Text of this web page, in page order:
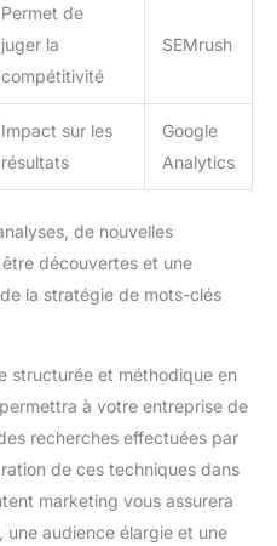
Permet de
juger la
compétitivité
SEMrush
Impact sur les
résultats
Google
Analytics
de nouvelles
découvertes et une
la stratégie de mots-clés
structurée et méthodique en
à votre entreprise de
recherches effectuées par
de ces techniques dans
marketing vous assurera
une audience élargie et une